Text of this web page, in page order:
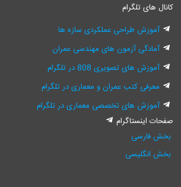
کانال های تلگرام
آموزش طراحی عملکردی سازه ها
آمادگی آزمون های مهندسی عمران
آموزش های تصویری 808 در تلگرام
معرفی کتب عمران و معماری در تلگرام
آموزش های تخصصی معماری در تلگرام
صفحات اینستاگرام
بخش فارسی
بخش انگلیسی